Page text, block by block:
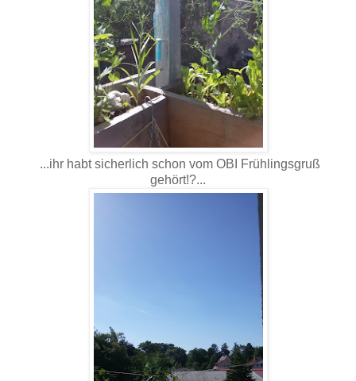
...ihr habt sicherlich schon vom OBI Frühlingsgruß
gehört!?...